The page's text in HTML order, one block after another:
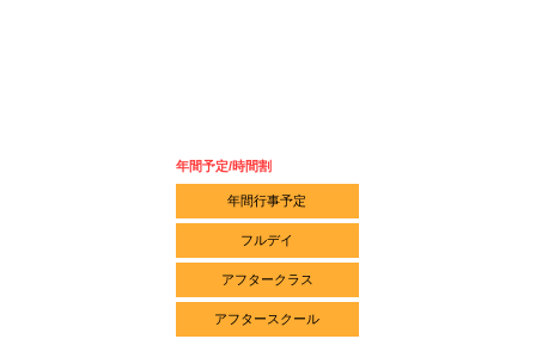
年間予定/時間割
年間行事予定
フルデイ
アフタークラス
アフタースクール